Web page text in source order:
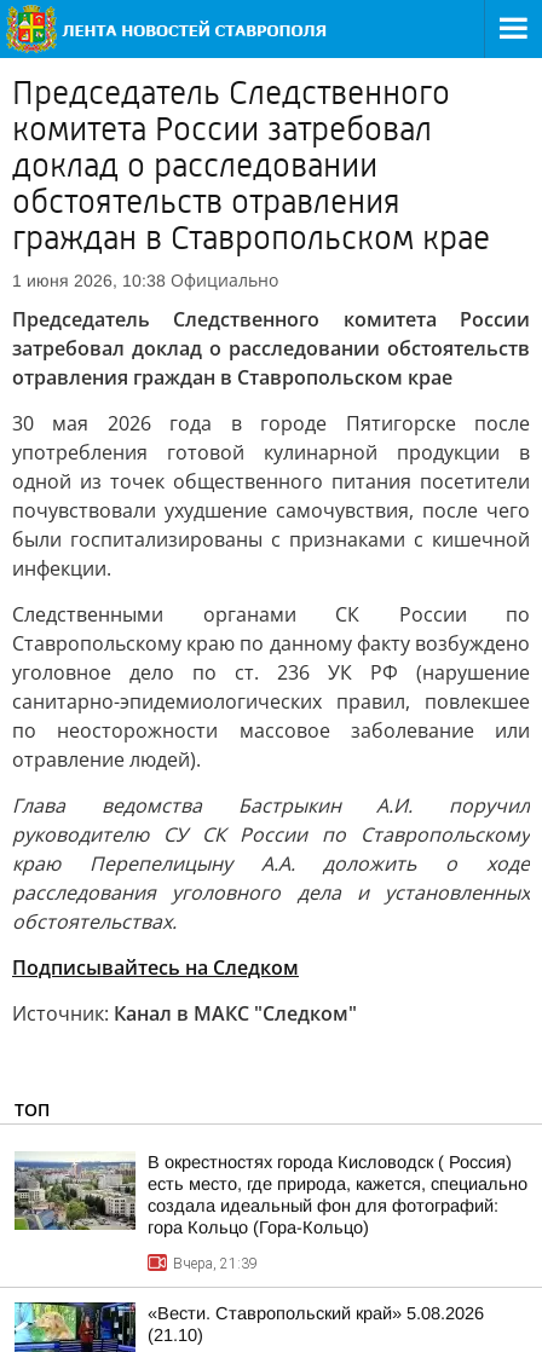
Председатель Следственного
комитета России затребовал
доклад о расследовании
обстоятельств отравления
граждан в Ставропольском крае
1 июня 2026, 10:38 Официально
Председатель Следственного комитета России
затребовал доклад о расследовании обстоятельств
отравления граждан в Ставропольском крае
30 мая 2026 года в городе Пятигорске после
употребления готовой кулинарной продукции в
одной из точек общественного питания посетители
почувствовали ухудшение самочувствия, после чего
были госпитализированы с признаками с кишечной
инфекции.
Следственными органами СК России по
Ставропольскому краю по данному факту возбуждено
уголовное дело по ст. 236 УК РФ (нарушение
санитарно-эпидемиологических правил, повлекшее
по неосторожности массовое заболевание или
отравление людей).
Глава ведомства Бастрыкин А.И. поручил
руководителю СУ СК России по Ставропольскому
краю Перепелицыну А.А. доложить о ходе
расследования уголовного дела и установленных
обстоятельствах.
Подписывайтесь на Следком
Источник: Канал в МАКС "Следком"
ТОП
В окрестностях города Кисловодск ( Россия)
есть место, где природа, кажется, специально
создала идеальный фон для фотографий:
гора Кольцо (Гора-Кольцо)
Вчера, 21:39
«Вести. Ставропольский край» 5.08.2026
(21.10)